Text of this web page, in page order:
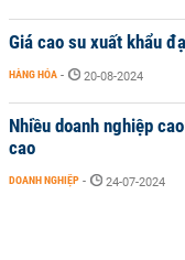
Giá cao su xuất khẩu
HÀNG HÓA - 20-08-2024
Nhiều doanh nghiệp
cao
DOANH NGHIỆP - 24-07-2024